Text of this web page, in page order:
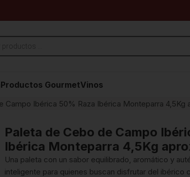
Productos GourmetVinos
Campo Ibérica 50% Raza Ibérica Monteparra 4,5Kg
Paleta de Cebo de Campo
Ibérica Monteparra 4,5Kg
Una paleta con un sabor equilibrado, aromático y
inteligente para quienes buscan disfrutar del ibérico